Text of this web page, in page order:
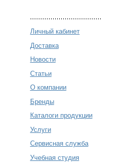
Личный кабинет
Доставка
Новости
Статьи
О компании
Бренды
Каталоги продукции
Услуги
Сервисная служба
Учебная студия